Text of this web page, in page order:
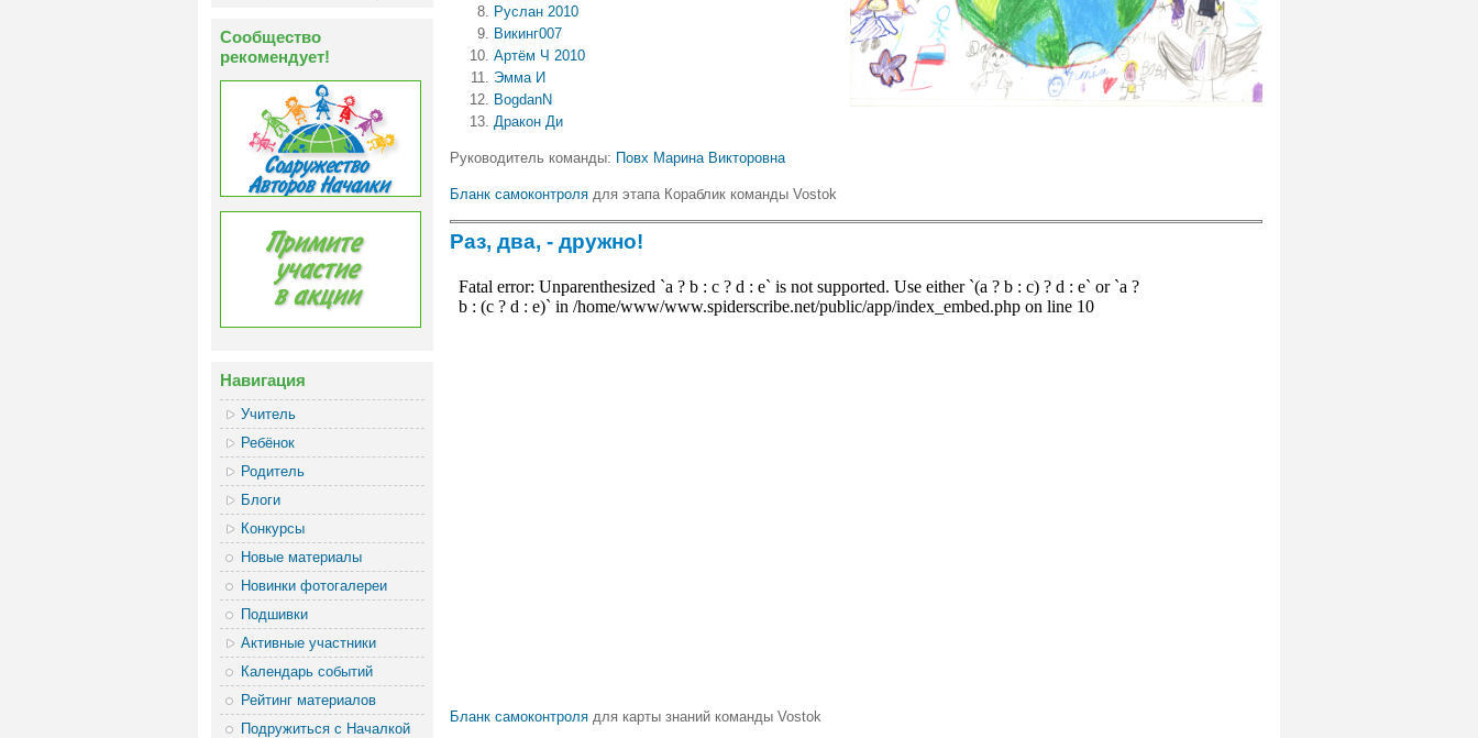
Сообщество
рекомендует!
Навигация
Учитель
Ребёнок
Родитель
Блоги
Конкурсы
Новые материалы
Новинки фотогалереи
Подшивки
Активные участники
Календарь событий
Рейтинг материалов
Подружиться с Началкой
Руслан 2010
Викинг007
Артём Ч 2010
Эмма И
BogdanN
Дракон Ди
Руководитель команды: Повх Марина Викторовна
Бланк самоконтролядля этапа Кораблик команды Vostok
Раз, два, - дружно!
Бланк самоконтролядля карты знаний команды Vostok